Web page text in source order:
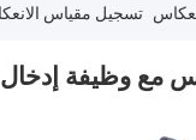
تسجيل مقياس
وظيفة إدخال